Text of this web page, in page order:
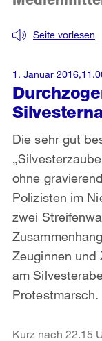
Seite vorlesen
Die sehr gut
ohne
Polizisten im
zwei
Zeuginnen und
am
Protestmarsch.
1. Januar
Kurz nach 22.15